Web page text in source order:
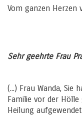
Vom ganzen Herzen
Sehr geehrte Frau
(...) Frau Wanda, Sie
Familie vor der Hölle
Heilung